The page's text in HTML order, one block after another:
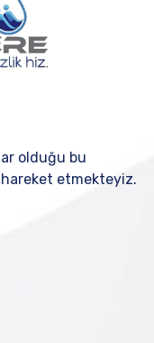
olduğu bu
etmekteyiz.